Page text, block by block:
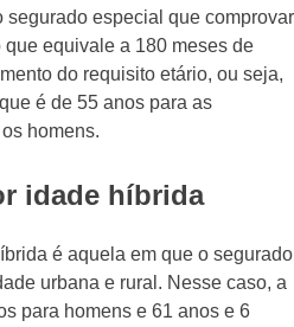
segurado especial que comprovar
equivale a 180 meses de
do requisito etário, ou seja,
é de 55 anos para as
homens.
idade híbrida
é aquela em que o segurado
urbana e rural. Nesse caso, a
para homens e 61 anos e 6